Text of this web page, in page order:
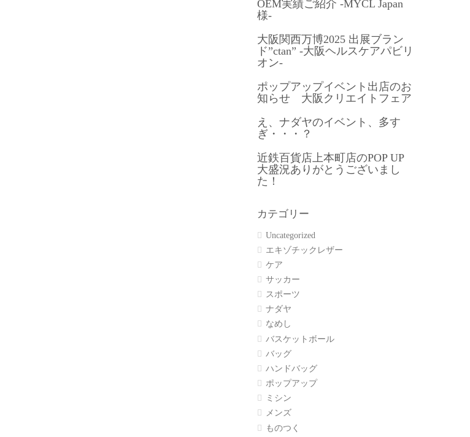
OEM実績ご紹介 -MYCL Japan
様-
大阪関西万博2025 出展ブラン
ド”ctan” -大阪ヘルスケアパビリ
オン-
ポップアップイベント出店のお
知らせ 大阪クリエイトフェア
え、ナダヤのイベント、多す
ぎ・・・？
近鉄百貨店上本町店のPOP UP
大盛況ありがとうございまし
た！
カテゴリー
Uncategorized
エキゾチックレザー
ケア
サッカー
スポーツ
ナダヤ
なめし
バスケットボール
バッグ
ハンドバッグ
ポップアップ
ミシン
メンズ
ものつく